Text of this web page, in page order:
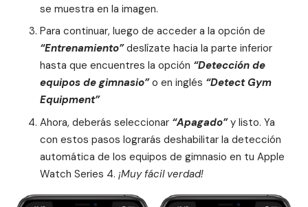
se muestra en la imagen.
Para continuar, luego de acceder a la opción de
“Entrenamiento”deslízate hacia la parte inferior
hasta que encuentres la opción “Detección de
equipos de gimnasio”o en inglés “Detect Gym
Equipment”
Ahora, deberás seleccionar “Apagado”y listo. Ya
con estos pasos lograrás deshabilitar la detección
automática de los equipos de gimnasio en tu Apple
Watch Series 4. ¡Muy fácil verdad!